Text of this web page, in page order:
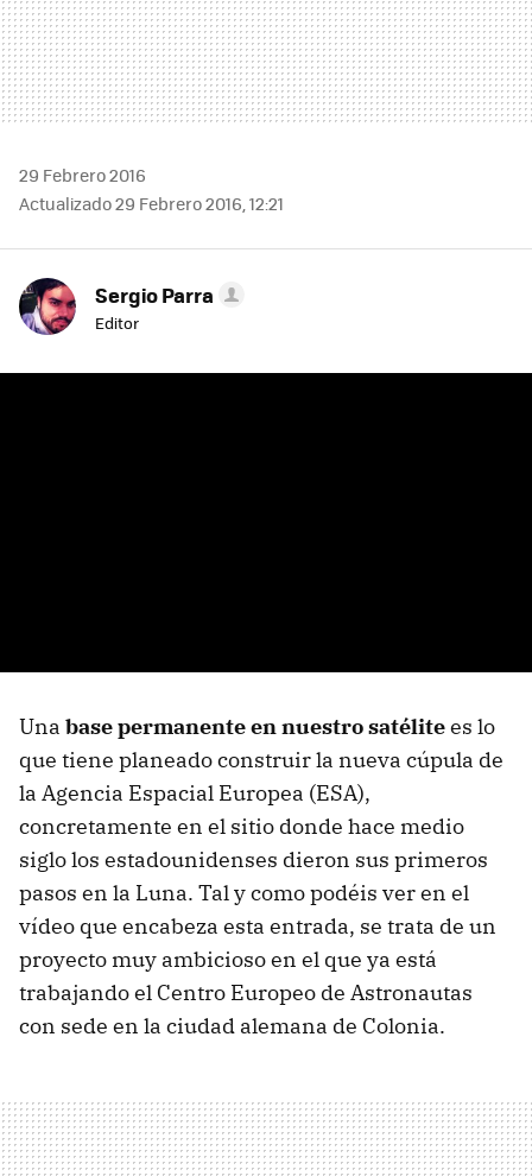
29 Febrero 2016
Actualizado 29 Febrero 2016, 12:21
Sergio Parra
Editor
Una base permanente en nuestro satélitees lo
que tiene planeado construir la nueva cúpula de
la Agencia Espacial Europea (ESA),
concretamente en el sitio donde hace medio
siglo los estadounidenses dieron sus primeros
pasos en la Luna. Tal y como podéis ver en el
vídeo que encabeza esta entrada, se trata de un
proyecto muy ambicioso en el que ya está
trabajando el Centro Europeo de Astronautas
con sede en la ciudad alemana de Colonia.